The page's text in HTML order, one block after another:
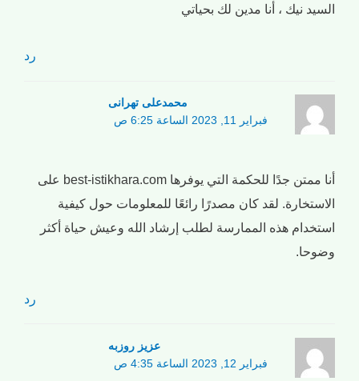
السيد نيك ، أنا مدين لك بحياتي
رد
محمدعلی تهرانی
فبراير 11, 2023 الساعة 6:25 ص
أنا ممتن جدًا للحكمة التي يوفرها best-istikhara.com على
الاستخارة. لقد كان مصدرًا رائعًا للمعلومات حول كيفية
استخدام هذه الممارسة لطلب إرشاد الله وعيش حياة أكثر
وضوحا.
رد
عزیز روزبه
فبراير 12, 2023 الساعة 4:35 ص